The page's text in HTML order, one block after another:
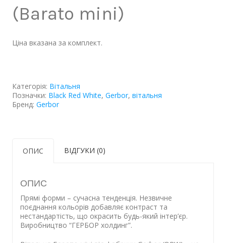
(Barato mini)
Ціна вказана за комплект.
Категорія: Вітальня
Позначки: Black Red White, Gerbor, вітальня
Бренд: Gerbor
ОПИС ВІДГУКИ (0)
ОПИС
Прямі форми – сучасна тенденція. Незвичне
поєднання кольорів добавляє контраст та
нестандартість, що окрасить будь-який інтер’єр.
Виробництво “ГЕРБОР холдинг”.